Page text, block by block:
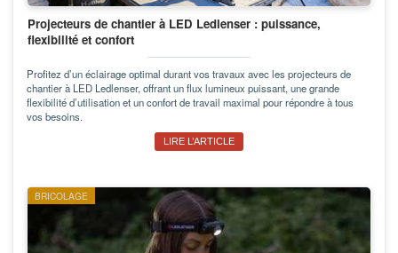
Projecteurs de chantier à LED Ledlenser : puissance,
flexibilité et confort
Profitez d’un éclairage optimal durant vos travaux avec les projecteurs de
chantier à LED Ledlenser, offrant un flux lumineux puissant, une grande
flexibilité d’utilisation et un confort de travail maximal pour répondre à tous
vos besoins.
LIRE L’ARTICLE
BRICOLAGE